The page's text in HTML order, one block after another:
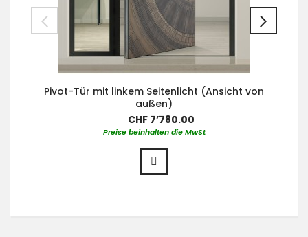
Pivot-Tür mit linkem Seitenlicht (Ansicht von
außen)
CHF 7’780.00
Preise beinhalten die MwSt